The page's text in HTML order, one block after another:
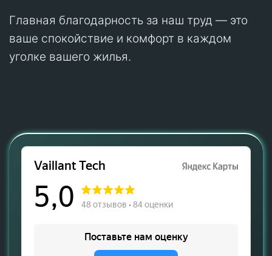
Главная благодарность за наш труд — это
ваше спокойствие и комфорт в каждом
уголке вашего жилья.